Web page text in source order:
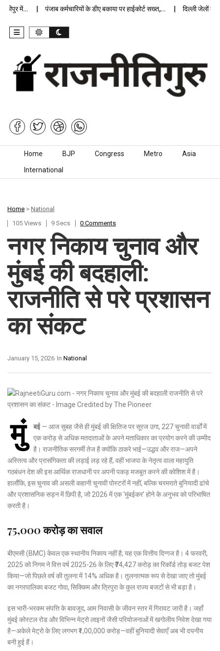
में… पंजाब कर्मचारियों के डीए बकाया पर हाईकोर्ट सख्त,… दिल्ली जेलों में
Skip to content
Home BJP Congress Metro Asia
International
Home > National
105 Views
9 Secs 0 Comments
नगर निकाय चुनाव और
मुंबई की बदहाली:
राजनीति से परे प्रशासन
का संकट
In National
January 15, 2026
मुं बई— आज सुबह जैसे ही मुंबई की क्षितिज पर सूरज उगा, 227 चुनावी वार्डों में
एक करोड़ से अधिक मतदाताओं के अपने मताधिकार का प्रयोग करने की उम्मीद
है। राजनीतिक सरगर्मी तेज है क्योंकि ठाकरे भाई—उद्धव और राज—अपने
अस्तित्व और प्रासंगिकता की लड़ाई लड़ रहे हैं, वहीं भाजपा के नेतृत्व वाला महायुति
गठबंधन देश की इस आर्थिक राजधानी पर अपनी पकड़ मजबूत करने की कोशिश में है।
हालाँकि, इस चुनाव की असली कहानी चुनावी पोस्टरों में नहीं, बल्कि चरमराते बुनियादी ढांचे
और प्रशासनिक सड़न में छिपी है, जो 2026 में एक ‘मुंबईकर’ होने के अनुभव को परिभाषित
करती है।
₹75,000 करोड़ का सवाल
बीएमसी (BMC) केवल एक स्थानीय निकाय नहीं है; यह एक वित्तीय दिग्गज है। 4 फरवरी,
2025 को निगम ने वित्त वर्ष 2025-26 के लिए ₹74,427 करोड़ का रिकॉर्ड तोड़ बजट पेश
किया—जो पिछले वर्ष की तुलना में 14% अधिक है। तुलनात्मक रूप से देखा जाए तो मुंबई
का नगरपालिका बजट गोवा, सिक्किम और त्रिपुरा के कुल राज्य बजटों से भी बड़ा है।
इस भारी-भरकम संपत्ति के बावजूद, आम निवासी के जीवन स्तर में गिरावट जारी है। जहाँ
मुंबई कोस्टल रोड और विभिन्न मेट्रो लाइनों जैसी परियोजनाओं में खगोलीय निवेश देखा गया
है—अकेले मेट्रो के लिए लगभग ₹1,00,000 करोड़—वहीं बुनियादी सेवाएँ अब भी दयनीय
बनी हुई हैं।